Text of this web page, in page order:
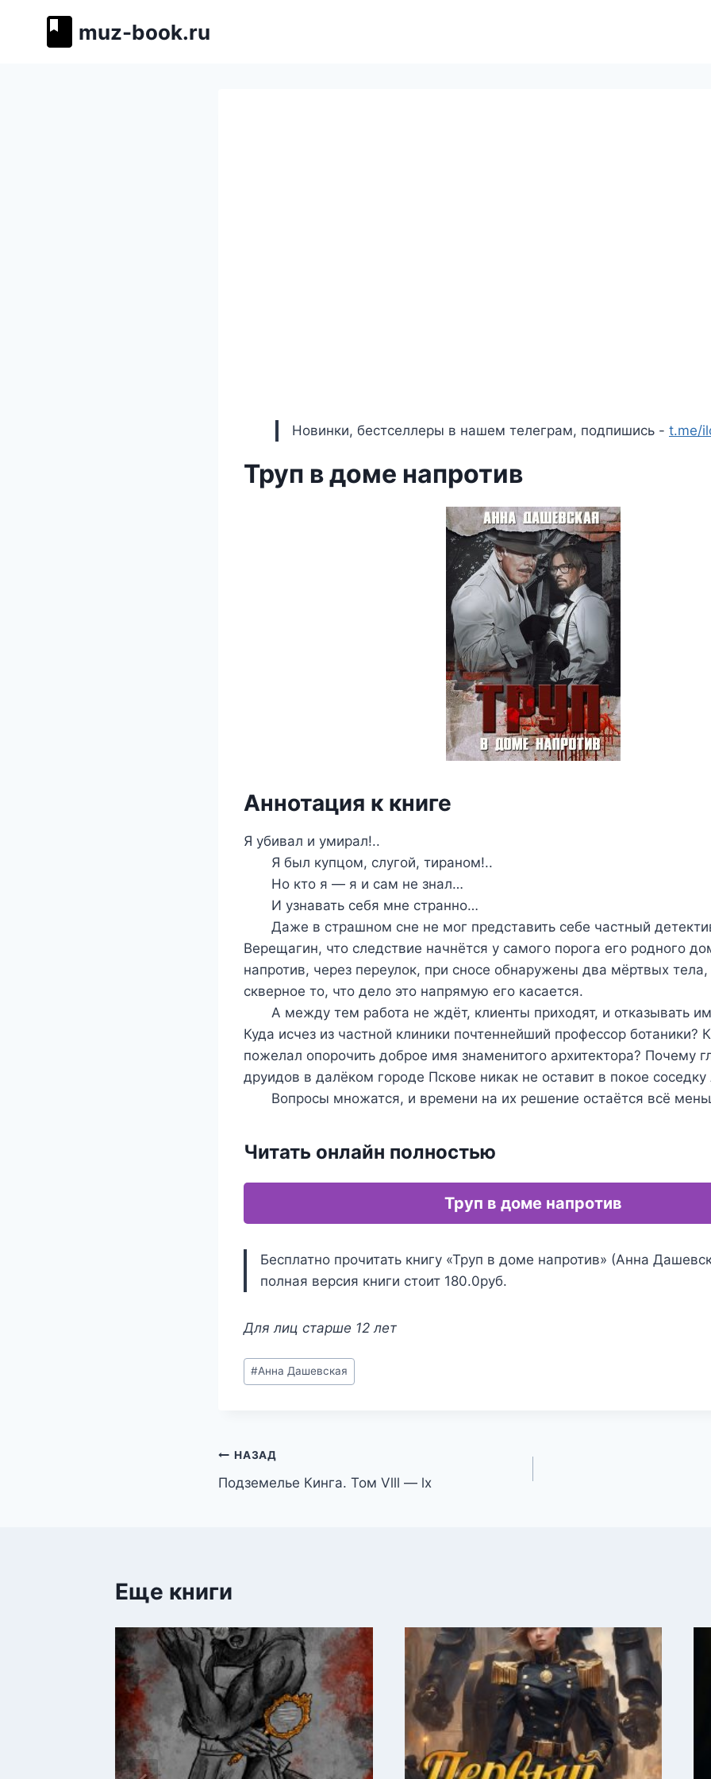
muz-book.ru
Новинки, бестселлеры в нашем телеграм, подпишись - t.me/
Труп в доме напротив
Аннотация к книге
Я убивал и умирал!..
Я был купцом, слугой, тираном!..
Но кто я — я и сам не знал…
И узнавать себя мне странно…
Даже в страшном сне не мог представить себе частный
Верещагин, что следствие начнётся у самого порога его родного
напротив, через переулок, при сносе обнаружены два мёртвых
скверное то, что дело это напрямую его касается.
А между тем работа не ждёт, клиенты приходят, и отказывать им
Куда исчез из частной клиники почтеннейший профессор ботаники?
пожелал опорочить доброе имя знаменитого архитектора? Почему
друидов в далёком городе Пскове никак не оставит в покое соседку
Вопросы множатся, и времени на их решение остаётся всё
Читать онлайн полностью
Труп в доме напротив
Бесплатно прочитать книгу «Труп в доме напротив» (Анна
полная версия книги стоит 180.0руб.
Для лиц старше 12 лет
Метки
записи:
#Анна Дашевская
Навигация
по
НАЗАД
Подземелье Кинга. Том Vlll — lx
Еще книги